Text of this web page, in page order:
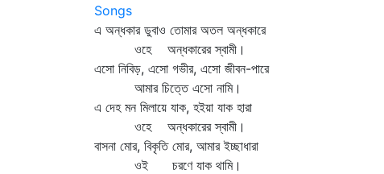
Songs
এ অন্ধকার ডুবাও তোমার অতল অন্ধকারে
ওহে অন্ধকারের স্বামী।
এসো নিবিড়, এসো গভীর, এসো জীবন-পারে
আমার চিত্তে এসো নামি।
এ দেহ মন মিলায়ে যাক, হইয়া যাক হারা
ওহে অন্ধকারের স্বামী।
বাসনা মোর, বিকৃতি মোর, আমার ইচ্ছাধারা
ওই চরণে যাক থামি।